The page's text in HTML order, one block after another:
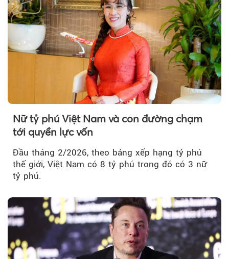
chung của toàn bộ doanh nghiệp, thay vì chỉ gói
gọn trong một bộ phận chuyên trách.
Nữ tỷ phú Việt Nam và con đường chạm
tới quyền lực vốn
Đầu tháng 2/2026, theo bảng xếp hạng tỷ phú
thế giới, Việt Nam có 8 tỷ phú trong đó có 3 nữ
tỷ phú.